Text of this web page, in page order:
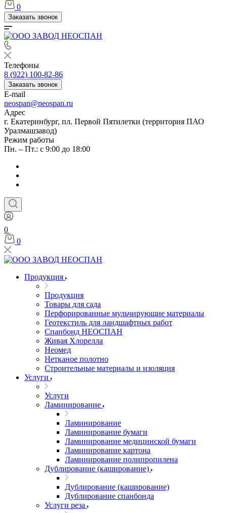
0
Заказать звонок
Телефоны
8 (922) 100-82-86
Заказать звонок
E-mail
neospan@neospan.ru
Адрес
г. Екатеринбург, пл. Первой Пятилетки (территория ПАО
Уралмашзавод)
Режим работы
Пн. – Пт.: с 9:00 до 18:00
0
0
Продукция
Продукция
Товары для сада
Перфорированные мульчирующие материалы
Геотекстиль для ландшафтных работ
Спанбонд НЕОСПАН
Живая Хлорелла
Нeомед
Нетканое полотно
Строительные материалы и изоляция
Услуги
Услуги
Ламинирование
Ламинирование
Ламинирование бумаги
Ламинирование медицинской бумаги
Ламинирование картона
Ламинирование полипропилена
Дублирование (каширование)
Дублирование (каширование)
Дублирование спанбонда
Услуги реза